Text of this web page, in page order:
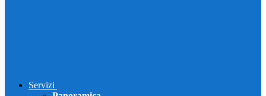
Servizi